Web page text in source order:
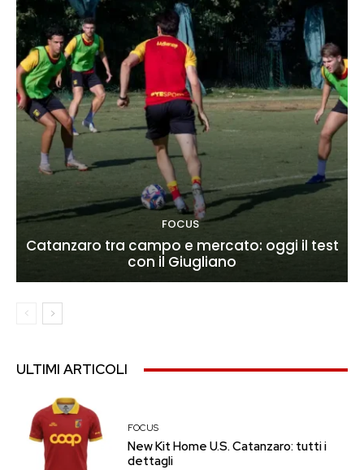
FOCUS
Catanzaro tra campo e mercato: oggi il test
con il Giugliano
ULTIMI ARTICOLI
FOCUS
New Kit Home U.S. Catanzaro: tutti i
dettagli